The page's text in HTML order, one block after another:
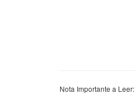
Nota Importante a Leer: